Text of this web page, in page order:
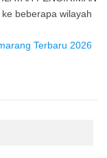
beberapa wilayah
Terbaru 2026